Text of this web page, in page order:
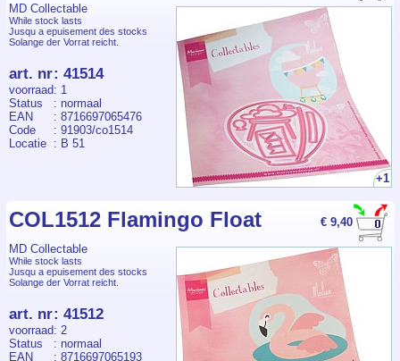
MD Collectable
+1
While stock lasts
Jusqu a epuisement des stocks
Solange der Vorrat reicht.
art. nr: 41514
voorraad: 1
Status
: normaal
EAN
: 8716697065476
Code
: 91903/co1514
Locatie : B 51
€ 9,40
COL1512 Flamingo Float
MD Collectable
While stock lasts
Jusqu a epuisement des stocks
Solange der Vorrat reicht.
art. nr: 41512
voorraad: 2
Status
: normaal
EAN
: 8716697065193